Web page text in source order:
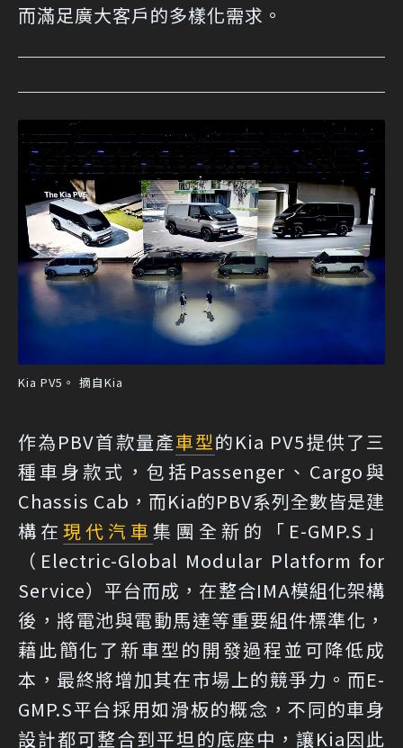
而滿足廣大客戶的多樣化需求。
Kia PV5。 摘自Kia
作為PBV首款量產車型的Kia PV5提供了三
種車身款式，包括Passenger、Cargo與
Chassis Cab，而Kia的PBV系列全數皆是建
構在現代汽車集團全新的「E-GMP.S」
（Electric-Global Modular Platform for
Service）平台而成，在整合IMA模組化架構
後，將電池與電動馬達等重要組件標準化，
藉此簡化了新車型的開發過程並可降低成
本，最終將增加其在市場上的競爭力。而E-
GMP.S平台採用如滑板的概念，不同的車身
設計都可整合到平坦的底座中，讓Kia因此